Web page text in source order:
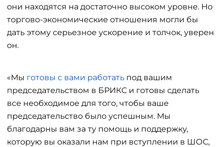
они находятся на достаточно высоком уровне. Но
торгово-экономические отношения могли бы
дать этому серьезное ускорение и толчок, уверен
он.
«Мы готовы с вами работать под вашим
председательством в БРИКС и готовы сделать
все необходимое для того, чтобы ваше
председательство было успешным. Мы
благодарны вам за ту помощь и поддержку,
которую вы оказали нам при вступлении в ШОС,